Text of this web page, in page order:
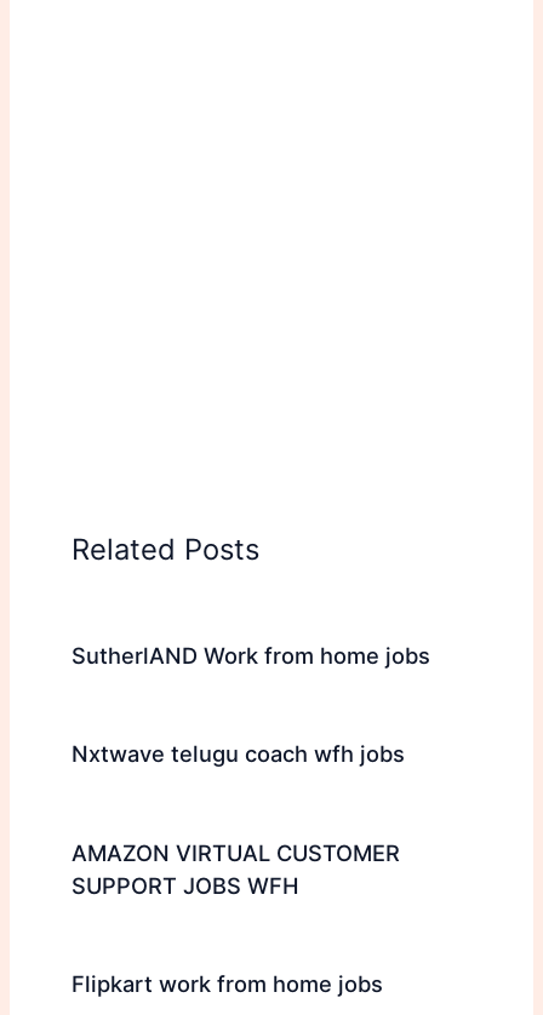
Related Posts
SutherlAND Work from home jobs
Nxtwave telugu coach wfh jobs
AMAZON VIRTUAL CUSTOMER
SUPPORT JOBS WFH
Flipkart work from home jobs